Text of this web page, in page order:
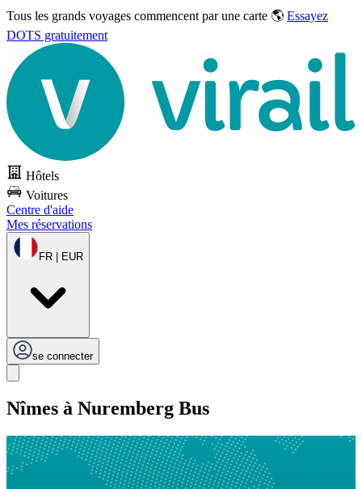
Tous les grands voyages commencent par une carte 🌎 Essayez
DOTS gratuitement
Hôtels
Voitures
Centre d'aide
Mes réservations
FR | EUR
se connecter
Nîmes à Nuremberg Bus